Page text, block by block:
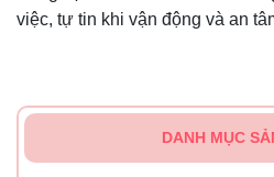
việc, tự tin khi vận động và an
DANH MỤC